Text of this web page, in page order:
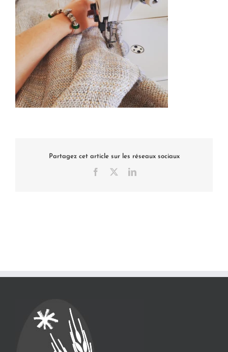
Partagez cet article sur les réseaux sociaux
Facebook LinkedIn